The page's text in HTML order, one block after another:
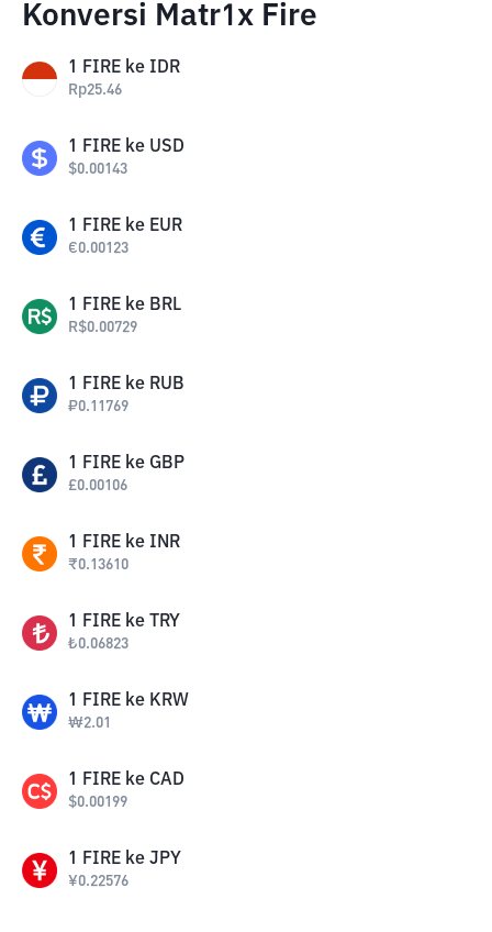
Konversi Matr1x Fire
1 FIRE ke IDR
Rp25.46
1 FIRE ke USD
$0.00143
1 FIRE ke EUR
€0.00123
1 FIRE ke BRL
R$0.00729
1 FIRE ke RUB
₽0.11769
1 FIRE ke GBP
£0.00106
1 FIRE ke INR
₹0.13610
1 FIRE ke TRY
₺0.06823
1 FIRE ke KRW
₩2.01
1 FIRE ke CAD
$0.00199
1 FIRE ke JPY
¥0.22576